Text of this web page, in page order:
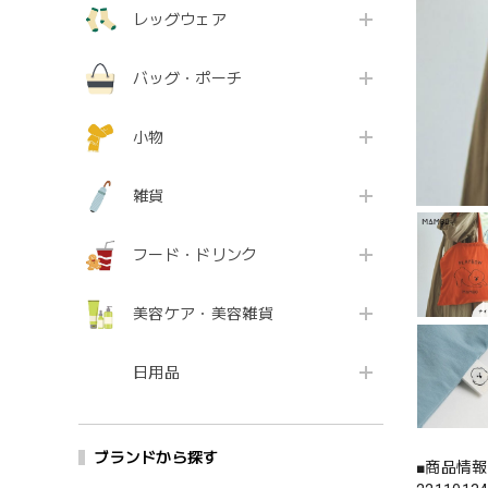
レッグウェア
バッグ・ポーチ
小物
雑貨
フード・ドリンク
美容ケア・美容雑貨
日用品
ブランドから探す
■商品情